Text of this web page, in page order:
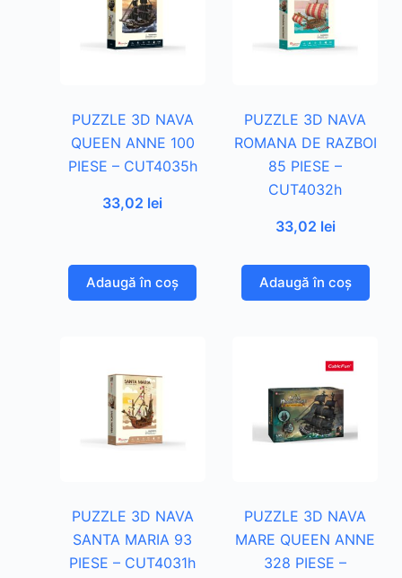
PUZZLE 3D NAVA
QUEEN ANNE 100
PIESE – CUT4035h
33,02 lei
Adaugă în coș
PUZZLE 3D NAVA
ROMANA DE RAZBOI
85 PIESE –
CUT4032h
33,02 lei
Adaugă în coș
PUZZLE 3D NAVA
SANTA MARIA 93
PIESE – CUT4031h
PUZZLE 3D NAVA
MARE QUEEN ANNE
328 PIESE –